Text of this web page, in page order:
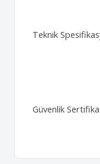
Teknik
Güvenlik